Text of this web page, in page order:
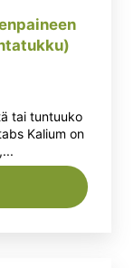
€.
tai tuntuuko
Kalium on